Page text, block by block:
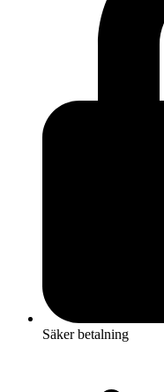
Säker betalning